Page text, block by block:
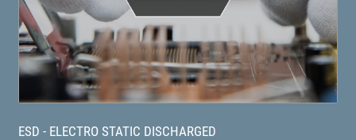
ESD - ELECTRO STATIC DISCHARGED